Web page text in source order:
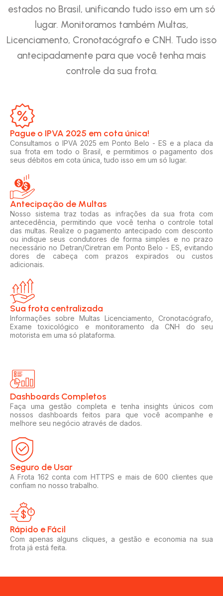
estados no Brasil, unificando tudo isso em um só
lugar. Monitoramos também Multas,
Licenciamento, Cronotacógrafo e CNH. Tudo isso
antecipadamente para que você tenha mais
controle da sua frota.
Pague o IPVA 2025 em cota única!​
Consultamos o IPVA 2025 em Ponto Belo - ES e a placa da
sua frota em todo o Brasil, e permitimos o pagamento dos
seus débitos em cota única, tudo isso em um só lugar.
Antecipação de Multas
Nosso sistema traz todas as infrações da sua frota com
antecedência, permitindo que você tenha o controle total
das multas. Realize o pagamento antecipado com desconto
ou indique seus condutores de forma simples e no prazo
necessário no Detran/Ciretran em Ponto Belo - ES, evitando
dores de cabeça com prazos expirados ou custos
adicionais.
Sua frota centralizada​
Informações sobre Multas Licenciamento, Cronotacógrafo,
Exame toxicológico e monitoramento da CNH do seu
motorista em uma só plataforma.
Dashboards Completos​​
Faça uma gestão completa e tenha insights únicos com
nossos dashboards feitos para que você acompanhe e
melhore seu negócio através de dados.
Seguro de Usar​
A Frota 162 conta com HTTPS e mais de 600 clientes que
confiam no nosso trabalho.
Rápido e Fácil​
Com apenas alguns cliques, a gestão e economia na sua
frota já está feita.